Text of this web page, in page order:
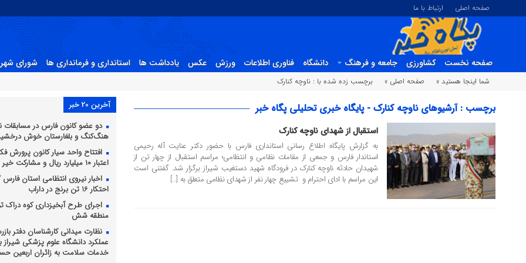
صفحه اصلی ارتباط با ما
صفحه نخست کشاورزی جامعه و فرهنگ دانشگاه فناوری اطلاعات ورزش عکس یادداشت ها استانداری و فرمانداری ها شورای
شما اینجا هستید » صفحه اصلی » برچسب زده شده با : ناوچه کنارک
برچسب : آرشیوهای ناوچه کنارک - پایگاه خبری تحلیلی پگاه خبر
02 خرداد 1399 استقبال از شهدای ناوچه کنارک
به گزارش پایگاه اطلاع رسانی استانداری فارس با حضور دکتر عنایت آله رحیمی
استاندار فارس و جمعی از مقامات نظامی و انتظامی؛ مراسم استقبال از چهار تن از
شهیدان حادثه ناوچه کنارک در فرودگاه شهید دستغیب شیراز برگزار شد. گفتنی است
این مراسم با ادای احترام و تشییع چهار نفر از شهدای نظامی متعلق به […]
آخرین 20 خبر
دو عضو کانون فارس در مسابقات
هنگ‌کنگ و بلغارستان خوش
افتتاح واحد سیار کانون پرورش
اعتبار ۱۰ میلیارد ریال و مشارکت خیر نیک‌اندیش
اخبار نیروی انتظامی استان فارس /
احتکار 16 تن برنج در داراب
اجرای طرح آبخیزداری کوه
منطقه شش
نظارت میدانی کارشناسان دفتر
عملکرد دانشگاه علوم پزشکی شیراز
خدمات سلامت به زائران اربعین